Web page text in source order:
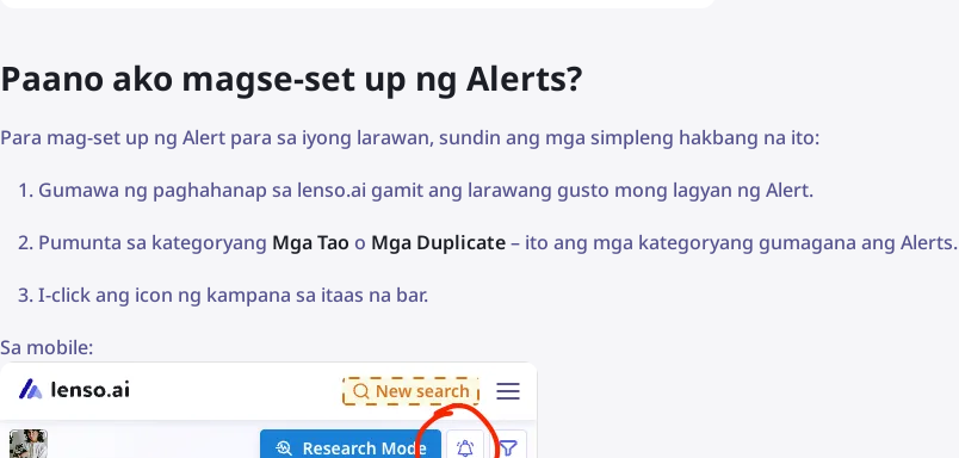
Paano ako magse-set up ng Alerts?
Para mag-set up ng Alert para sa iyong larawan, sundin ang mga simpleng hakbang na ito:
Gumawa ng paghahanap sa lenso.ai gamit ang larawang gusto mong lagyan ng Alert.
Pumunta sa kategoryang Mga Tao o Mga Duplicate– ito ang mga kategoryang gumagana ang Alerts.
I-click ang icon ng kampana sa itaas na bar.
Sa mobile: